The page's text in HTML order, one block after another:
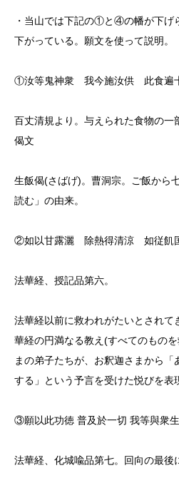
・当山では下記の①と④の幡が下
下がっている。願文を使って説明。
①汝等鬼神衆 我今施汝供 此食遍
百丈清規より。与えられた食物の一
偈文
生飯偈(さばげ)。曹洞宗。ご飯から
読む」の由来。
②如以甘露灑 除熱得清涼 如従飢
法華経、授記品第六。
法華経以前に救われがたいとされて
華経の円満なる教え(すべてのもの
まの弟子たちが、お釈迦さまから
する」という予言を受けた悦びを表
③願以此功徳 普及於一切 我等與衆
法華経、化城喩品第七。回向の最後